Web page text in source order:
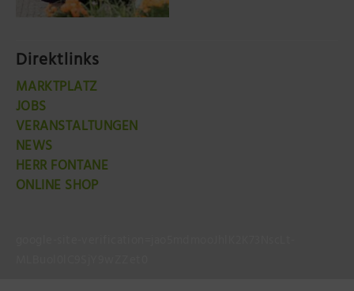
Direktlinks
MARKTPLATZ
JOBS
VERANSTALTUNGEN
NEWS
HERR FONTANE
ONLINE SHOP